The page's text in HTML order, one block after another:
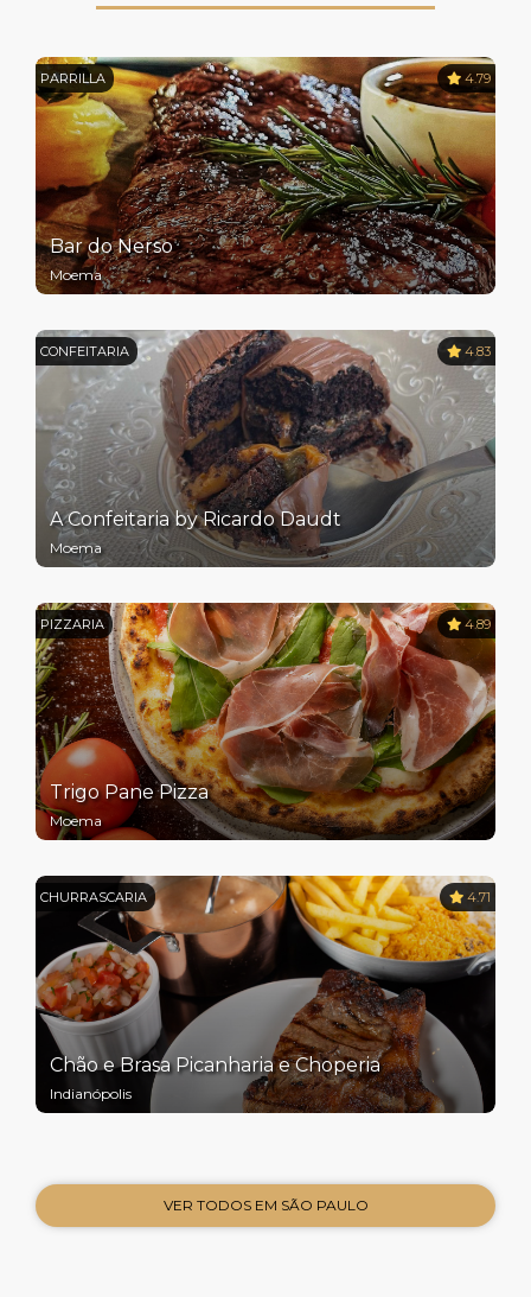
PARRILLA 4.79
Bar do Nerso
Moema
CONFEITARIA 4.83
A Confeitaria by Ricardo Daudt
Moema
PIZZARIA 4.89
Trigo Pane Pizza
Moema
CHURRASCARIA 4.71
Chão e Brasa Picanharia e Choperia
Indianópolis
VER TODOS EM SÃO PAULO